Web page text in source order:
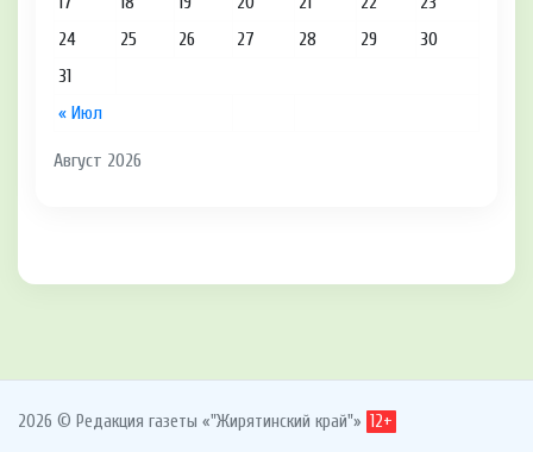
Август 2026
« Июл
24
25 26 27 28 29
30
31
2026 © Редакция газеты «"Жирятинский край"» 12+